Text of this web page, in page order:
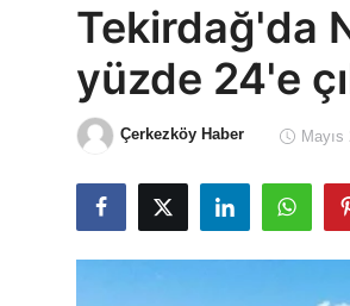
Teknoloji Haberleri
Çerkezköy
Tekirdağ'da
yüzde 24'e
Çerkezköy Haber